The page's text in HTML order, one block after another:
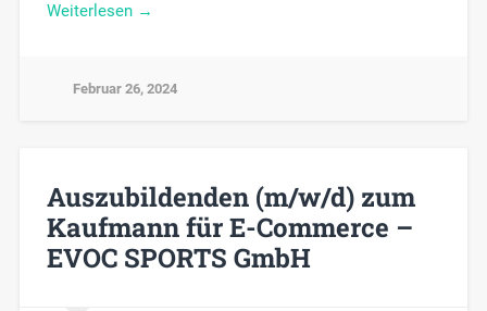
Weiterlesen →
Februar 26, 2024
Auszubildenden (m/w/d) zum
Kaufmann für E-Commerce –
EVOC SPORTS GmbH